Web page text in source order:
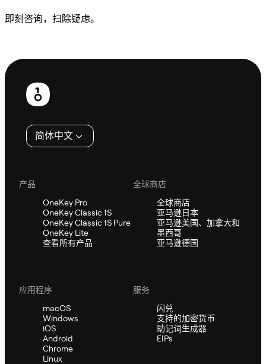
即刻咨询，扫除疑虑。
页
简体中文
产品
OneKey Pro
OneKey Classic 1S
OneKey Classic 1S Pure
OneKey Lite
查看所有产品
全球商店
全球商店
亚马逊日本
亚马逊美国、加拿大和
墨西哥
亚马逊德国
应用程序
macOS
Windows
iOS
Android
Chrome
Linux
服务
闪兑
支持的加密货币
助记词生成器
EIPs